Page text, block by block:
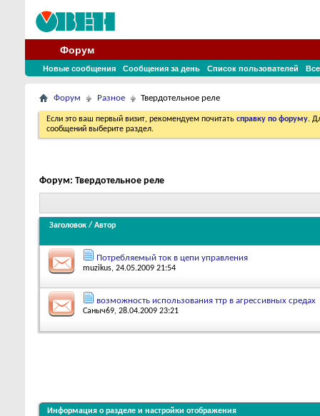
Форум
Новые сообщения Сообщения за день Список пользователей
Форум Разное Твердотельное реле
Если это ваш первый визит, рекомендуем почитать справку по форуму.
сообщений выберите раздел.
Форум: Твердотельное реле
Заголовок / Автор
Потребляемый ток в цепи управления
muzikus, 24.05.2009 21:54
возможность использования ттр в агрессивных средах
Саныч69, 28.04.2009 23:21
Информация о разделе и настройки отображения